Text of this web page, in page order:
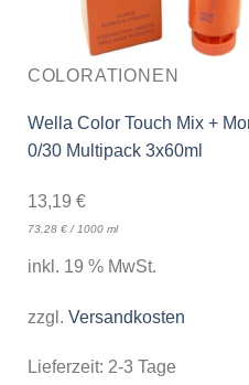
COLORATIONEN
Wella Color Touch Mix +
0/30 Multipack 3x60ml
13,19 €
73,28 €/ 1000 ml
inkl. 19 % MwSt.
zzgl. Versandkosten
Lieferzeit: 2-3 Tage